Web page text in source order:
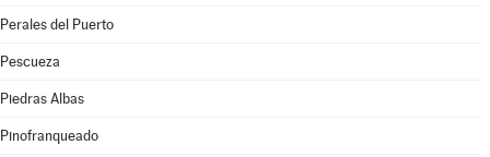
Perales del Puerto
Pescueza
Piedras Albas
Pinofranqueado